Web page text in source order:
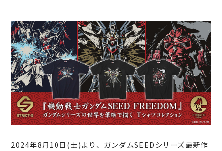
2024年8月10日(土)より、ガンダムSEEDシリーズ最新作